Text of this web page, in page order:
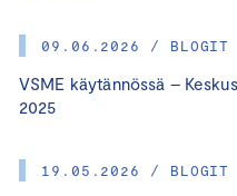
09.06.2026 / BLOGIT
VSME käytännössä –
2025
19.05.2026 / BLOGIT